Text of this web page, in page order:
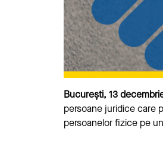
București, 13
persoane juridice care
persoanelor fizice pe